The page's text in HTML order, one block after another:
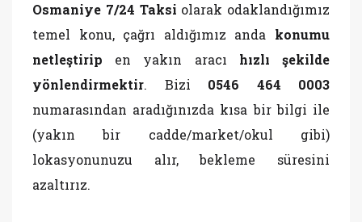
Osmaniye 7/24 Taksi olarak odaklandığımız
temel konu, çağrı aldığımız anda konumu
netleştirip en yakın aracı hızlı şekilde
yönlendirmektir. Bizi 0546 464 0003
numarasından aradığınızda kısa bir bilgi ile
(yakın bir cadde/market/okul gibi)
lokasyonunuzu alır, bekleme süresini
azaltırız.